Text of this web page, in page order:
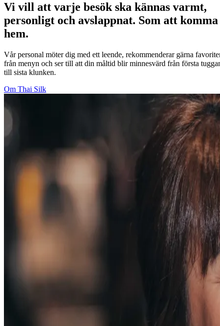
Vi vill att varje besök ska kännas varmt,
personligt och avslappnat. Som att komma
hem.
Vår personal möter dig med ett leende, rekommenderar gärna
från menyn och ser till att din måltid blir minnesvärd från första
till sista klunken.
Om Thai Silk